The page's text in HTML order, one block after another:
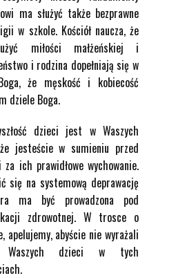
ma służyć także bezprawne
w szkole. Kościół naucza, że
miłości małżeńskiej i
i rodzina dopełniają się w
że męskość i kobiecość
dziele Boga.
dzieci jest w Waszych
jesteście w sumieniu przed
ich prawidłowe wychowanie.
się na systemową deprawację
ma być prowadzona pod
zdrowotnej. W trosce o
apelujemy, abyście nie wyrażali
Waszych dzieci w tych